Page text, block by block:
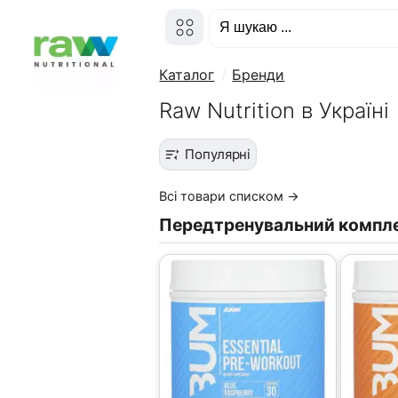
Каталог Бренди
Raw Nutrition в Україні
Популярні
Всі товари списком →
Передтренувальний